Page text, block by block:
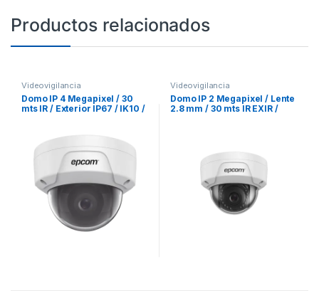
Productos relacionados
Videovigilancia
Domo IP 4 Megapixel / 30
mts IR / Exterior IP67 / IK10 /
Videovigilancia
Domo IP 2 Megapixel / Lente
2.8 mm / 30 mts IR EXIR /